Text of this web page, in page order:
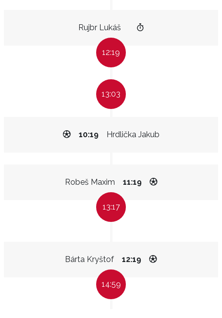
Rujbr Lukáš
12:19
13:03
Hrdlička Jakub
10:19
Robeš Maxim 11:19
13:17
Bárta Kryštof 12:19
14:59